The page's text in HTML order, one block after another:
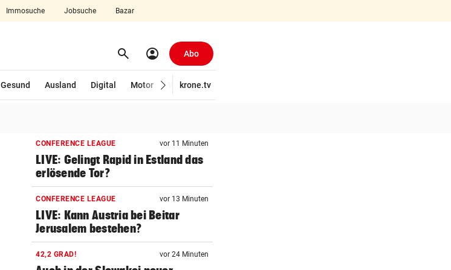
Immosuche Jobsuche Bazar
search Suchen
account_circle Abo
Gesund Ausland Digital Motor Wirtschaft
krone.tv
CONFERENCE LEAGUE vor 11 Minuten
LIVE: Gelingt Rapid in Estland das
erlösende Tor?
CONFERENCE LEAGUE vor 13 Minuten
LIVE: Kann Austria bei Beitar
Jerusalem bestehen?
42,2 GRAD! vor 24 Minuten